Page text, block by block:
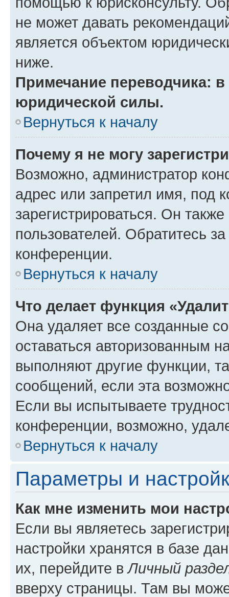
не может давать
является объектом
ниже.
Примечание переводчика:
юридической силы.
Вернуться к началу
Почему я не могу
Возможно, администратор
адрес или запретил имя, под
зарегистрироваться. Он
пользователей. Обратитесь
конференции.
Вернуться к началу
Что делает функция
Она удаляет все созданные
оставаться авторизованным
выполняют другие функции,
сообщений, если эта
Если вы испытываете
конференции, возможно,
Вернуться к началу
Параметры и
Как мне изменить мои
Если вы являетесь
настройки хранятся в базе
их, перейдите вЛичный
вверху страницы. Там вы